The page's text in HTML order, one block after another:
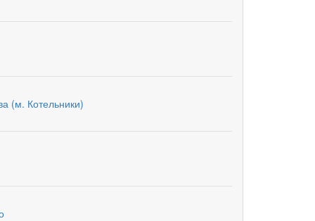
(м. Котельники)